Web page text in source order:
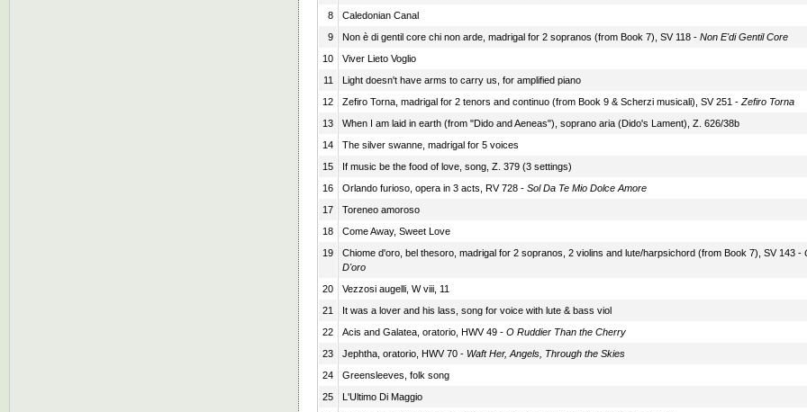
8
Caledonian Canal
9
Non è di gentil core chi non arde, madrigal for 2 sopranos (from Book 7), SV 118 - Non E'di Gentil Core
10
Viver Lieto Voglio
11
Light doesn't have arms to carry us, for amplified piano
12
Zefiro Torna, madrigal for 2 tenors and continuo (from Book 9 & Scherzi musicali), SV 251 - Zefiro Torna
13
When I am laid in earth (from "Dido and Aeneas"), soprano aria (Dido's Lament), Z. 626/38b
14
The silver swanne, madrigal for 5 voices
15
If music be the food of love, song, Z. 379 (3 settings)
16
Orlando furioso, opera in 3 acts, RV 728 - Sol Da Te Mio Dolce Amore
17
Toreneo amoroso
18
Come Away, Sweet Love
19
Chiome d'oro, bel thesoro, madrigal for 2 sopranos, 2 violins and lute/harpsichord (from Book 7), SV 143 -
D'oro
20 Vezzosi augelli, W viii, 11
21
It was a lover and his lass, song for voice with lute & bass viol
22
Acis and Galatea, oratorio, HWV 49 - O Ruddier Than the Cherry
23
Jephtha, oratorio, HWV 70 - Waft Her, Angels, Through the Skies
24
Greensleeves, folk song
25
L'Ultimo Di Maggio